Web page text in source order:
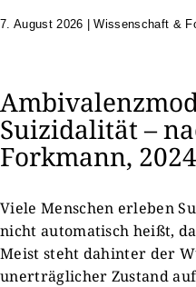
7. August 2026 |Wissenschaft &
Suizidalität –
Forkmann, 2024
Viele Menschen erleben
nicht automatisch heißt,
Meist steht dahinter der
unerträglicher Zustand